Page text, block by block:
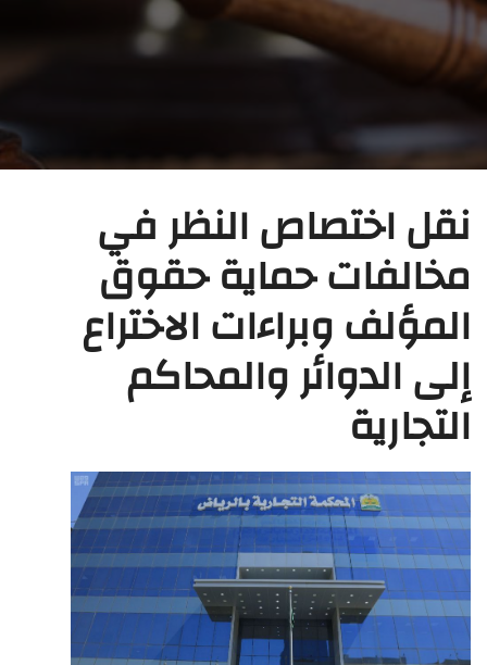
نقل اختصاص النظر في
مخالفات حماية حقوق
المؤلف وبراءات الاختراع
إلى الدوائر والمحاكم
التجارية